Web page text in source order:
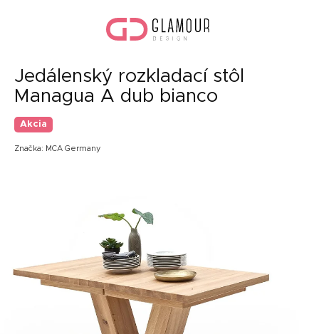
Jedálenský rozkladací stôl
Managua A dub bianco
Akcia
Značka: MCA Germany